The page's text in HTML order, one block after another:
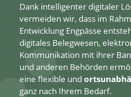
Dank intelligenter digitaler
vermeiden wir, dass im
Entwicklung Engpässe
digitales Belegwesen,
Kommunikation mit ihrer
und anderen Behörden
eine flexible und
ganz nach Ihrem Bedarf.